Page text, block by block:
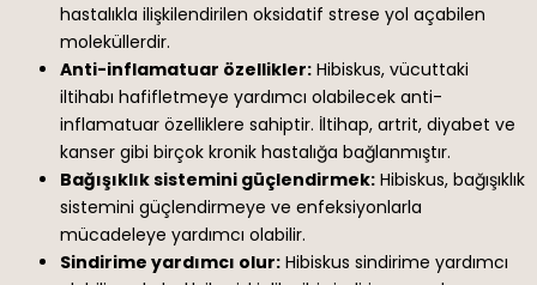
hastalıkla ilişkilendirilen oksidatif strese yol açabilen
moleküllerdir.
Anti-inflamatuar özellikler: Hibiskus, vücuttaki
iltihabı hafifletmeye yardımcı olabilecek anti-
inflamatuar özelliklere sahiptir. İltihap, artrit, diyabet ve
kanser gibi birçok kronik hastalığa bağlanmıştır.
Bağışıklık sistemini güçlendirmek: Hibiskus, bağışıklık
sistemini güçlendirmeye ve enfeksiyonlarla
mücadeleye yardımcı olabilir.
Sindirime yardımcı olur: Hibiskus sindirime yardımcı